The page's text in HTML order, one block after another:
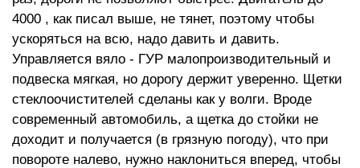
4000 , как писал выше, не тянет, поэтому чтобы
ускоряться на всю, надо давить и давить.
Управляется вяло - ГУР малопроизводительный и
подвеска мягкая, но дорогу держит уверенно. Щетки
стеклоочистителей сделаны как у волги. Вроде
современный автомобиль, а щетка до стойки не
доходит и получается (в грязную погоду), что при
повороте налево, нужно наклониться вперед, чтобы